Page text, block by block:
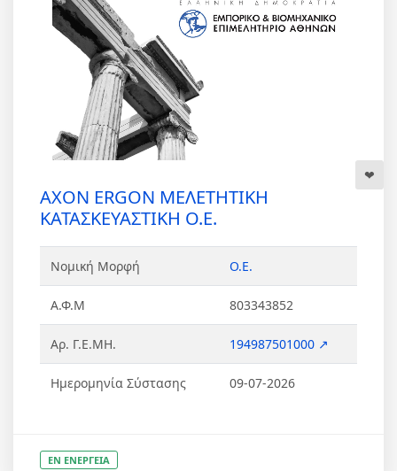
AXON ERGON ΜΕΛΕΤΗΤΙΚΗ
ΚΑΤΑΣΚΕΥΑΣΤΙΚΗ Ο.Ε.
Νομική Μορφή Ο.Ε.
Α.Φ.Μ 803343852
Αρ. Γ.Ε.ΜΗ. 194987501000 ↗
Ημερομηνία Σύστασης 09-07-2026
ΕΝ ΕΝΕΡΓΕΙΑ